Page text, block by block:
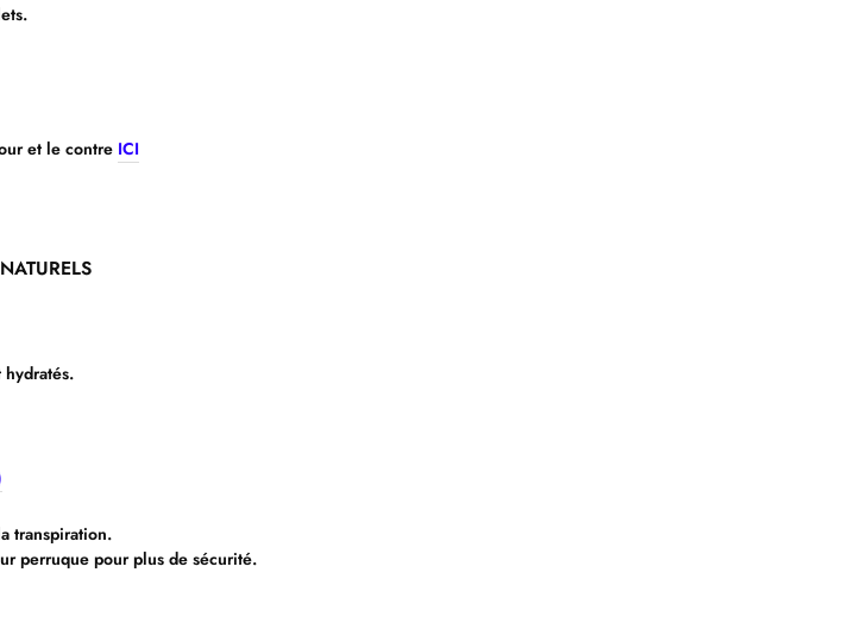
et le contre ICI
transpiration.
perruque pour plus de sécurité.